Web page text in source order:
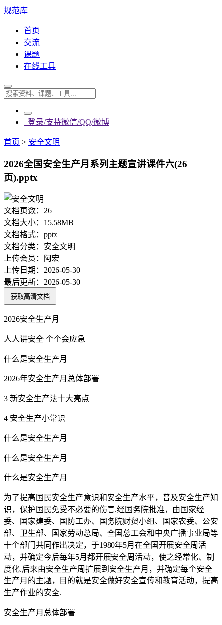
规范库
首页
交流
课题
在线工具
登录/支持微信/QQ/微博
首页 > 安全文明
2026全国安全生产月系列主题宣讲课件六(26
页).pptx
文档页数： 26
文档大小： 15.58MB
文档格式： pptx
文档分类： 安全文明
上传会员：
阿宏
上传日期： 2026-05-30
最后更新： 2026-05-30
获取高清文档
2026安全生产月
人人讲安全 个个会应急
什么是安全生产月
2026年安全生产月总体部署
3 新安全生产法十大亮点
4 安全生产小常识
什么是安全生产月
什么是安全生产月
什么是安全生产月
为了提高国民安全生产意识和安全生产水平，普及安全生产知
识，保护国民免受不必要的伤害.经国务院批准，由国家经
委、国家建委、国防工办、国务院财贸小组、国家农委、公安
部、卫生部、国家劳动总局、全国总工会和中央广播事业局等
十个部门共同作出决定，于1980年5月在全国开展安全周活
动，并确定今后每年5月都开展安全周活动，使之经常化、制
度化.后来由安全生产周扩展到安全生产月，并确定每个安全
生产月的主题，目的就是安全做好安全宣传和教育活动，提高
生产作业的安全.
安全生产月总体部署